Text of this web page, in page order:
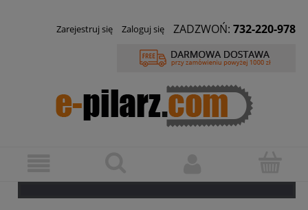
Zarejestruj się Zaloguj się ZADZWOŃ: 732-220-978